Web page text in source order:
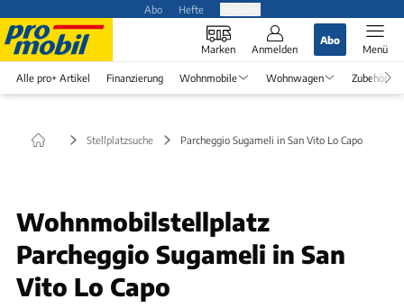
Abo Hefte
Marken Anmelden
Abo
Menü
Alle pro+ Artikel Finanzierung Wohnmobile Wohnwagen Zubehör
Stellplatzsuche Parcheggio Sugameli in San Vito Lo Capo
Wohnmobilstellplatz
Parcheggio Sugameli in San
Vito Lo Capo